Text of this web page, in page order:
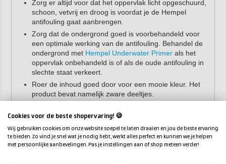
Zorg er altijd voor dat het oppervlak licht opgeschuurd,
schoon, vetvrij en droog is voordat je de Hempel
antifouling gaat aanbrengen.
Zorg dat de ondergrond goed is voorbehandeld voor
een optimale werking van de antifouling. Behandel de
ondergrond met Hempel Underwater Primerals het
oppervlak onbehandeld is of als de oude antifouling in
slechte staat verkeert.
Roer de inhoud goed door voor een mooie kleur. Het
product bevat namelijk zware deeltjes.
droge laagdikte van 40 µm. Voeg indien nodig
maximaal 5%verdunnertoe ter ondersteuning van de
applicatie.
Breng een extra laag aan rond de waterlijn en op
Cookies voor de beste shopervaring! 🍪
Wij gebruiken cookies om onze website soepel te laten draaien en jou de beste ervaring
te bieden. Zo vind je snel wat je nodig hebt, werkt alles perfect en kunnen we je helpen
met persoonlijke aanbevelingen. Pas je instellingen aan of shop meteen verder!